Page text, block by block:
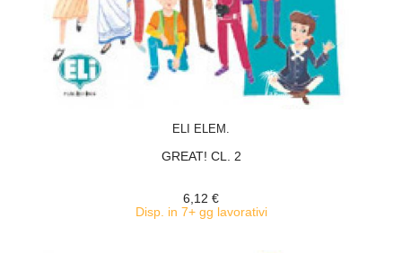
ELI ELEM.
GREAT! CL. 2
6,12 €
Disp. in 7+ gg lavorativi